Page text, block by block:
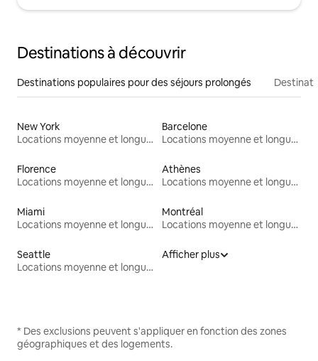
Destinations à découvrir
Destinations populaires pour des séjours prolongés
New York
Locations moyenne et longue durée
Barcelone
Locations moyenne et longue durée
Florence
Locations moyenne et longue durée
Athènes
Locations moyenne et longue durée
Miami
Locations moyenne et longue durée
Montréal
Locations moyenne et longue durée
Seattle
Locations moyenne et longue durée
Afficher plus
* Des exclusions peuvent s'appliquer en fonction des zones
géographiques et des logements.